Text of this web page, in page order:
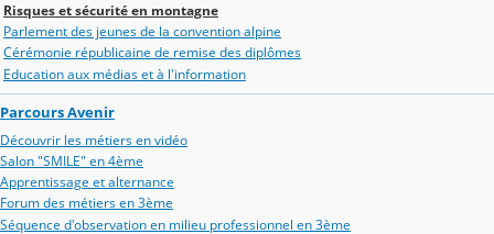
Risques et sécurité en montagne
Parlement des jeunes de la convention alpine
Cérémonie républicaine de remise des diplômes
Education aux médias et à l'information
Parcours Avenir
Découvrir les métiers en vidéo
Salon "SMILE" en 4ème
Apprentissage et alternance
Forum des métiers en 3ème
Séquence d'observation en milieu professionnel en 3ème